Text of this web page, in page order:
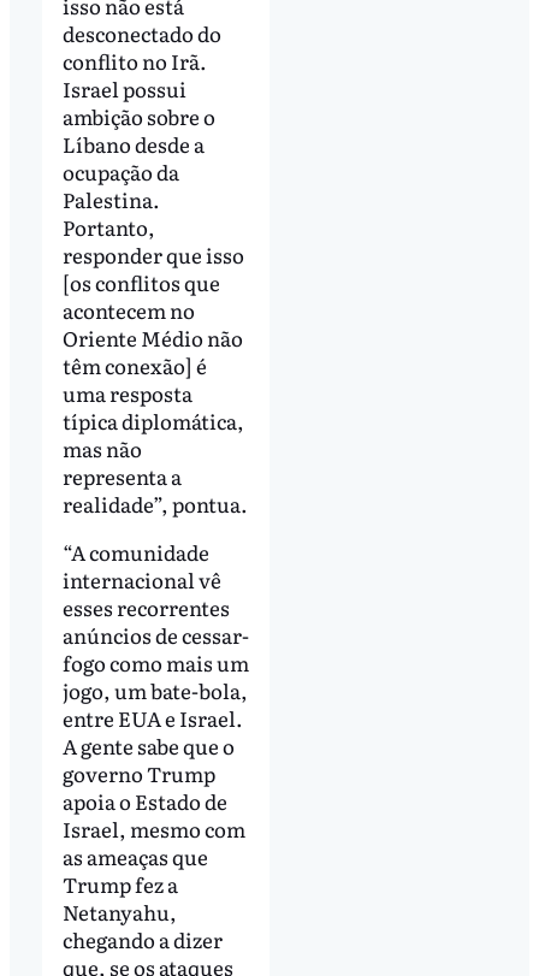
desconectado do
conflito no Irã.
Israel possui
ambição sobre o
Líbano desde a
ocupação da
Palestina.
Portanto,
responder que isso
[os conflitos que
acontecem no
Oriente Médio não
têm conexão] é
uma resposta
típica diplomática,
mas não
representa a
realidade”, pontua.
“A comunidade
internacional vê
esses recorrentes
anúncios de cessar-
fogo como mais um
jogo, um bate-bola,
entre EUA e Israel.
A gente sabe que o
governo Trump
apoia o Estado de
Israel, mesmo com
as ameaças que
Trump fez a
Netanyahu,
chegando a dizer
que, se os ataques